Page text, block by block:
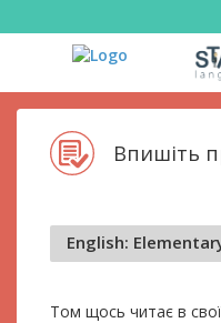
Впишіть
English:
Том щось читає в